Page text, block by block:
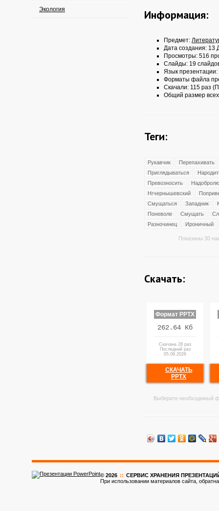
Экология Информация:
Предмет:
Дата создания: 13
Просмотры: 516
Слайды: 19
Язык презентации:
Форматы файла
Скачали: 115 раз
Общий размер
Теги:
Рукавчик
Перепахивать
Приглядываться
Превозносить
Нгчернышевский
Смущаться
Западник
Поневоле
Смущать
Разночинец
Ироничный
Показаны 30
Скачать:
Формат PPTX
262.64 Кб
Скачана 28 раз
Последний раз
05.08.2026
СКАЧАТЬ
PPTX
Выберите необходимый
© 2026 :: CЕРВИС ХРАНЕНИЯ ПРЕЗЕНТАЦИЙ
При использовании материалов сайта,